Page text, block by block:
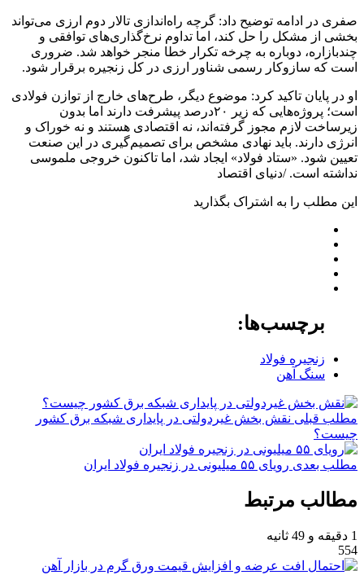
صفری در ادامه توضیح داد: گرچه راه‌اندازی تالار دوم ارزی می‌تواند
بخشی از مشکل را حل کند، اما تداوم نرخ‌گذاری‌های توافقی و
چندبازاره، دوباره به چرخه تکرار خطا منجر خواهد شد. ضروری
است که سازوکار رسمی شناور ارزی در کل زنجیره برقرار شود.
او در پایان تاکید کرد: موضوع دیگر، طرح‌های خارج از توازن فولادی
است؛ پروژه‌هایی که زیر ۲۰درصد پیشرفت دارند اما بدون
زیرساخت لازم مجوز گرفته‌اند، نه اقتصادی‌ هستند و نه خوراک و
انرژی دارند. باید نهادی مشخص برای تصمیم‌گیری در این صنعت
تعیین شود. «ستاد فولاد» ایجاد شد، اما تاکنون خروجی ملموسی
نداشته است. /دنیای اقتصاد
این مطلب را به اشتراک بگذارید
برچسب‌ها:
زنجیره فولاد
سنگ آهن
مطلب قبلی نقش‌ بخش غیردولتی در پایداری شبکه برق کشور
چیست؟
مطلب بعدی رویای ۵۵ میلیونی در زنجیره فولاد ایران
مطالب مرتبط
1 دقیقه و 49 ثانیه
554